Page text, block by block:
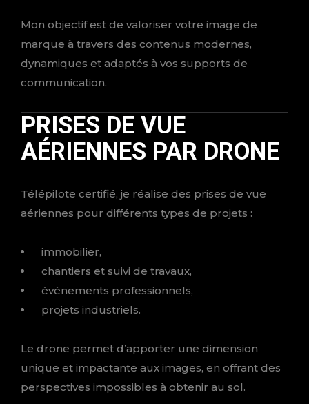
Mon objectif est de valoriser votre image de
marque à travers des contenus modernes,
dynamiques et adaptés à vos supports de
communication.
PRISES DE VUE
AÉRIENNES PAR DRONE
Télépilote certifié, je réalise des prises de vue
aériennes pour différents types de projets :
immobilier,
chantiers et suivi de travaux,
événements professionnels,
projets industriels.
Le drone permet d’apporter une dimension
unique et impactante aux images, en offrant des
perspectives impossibles à obtenir au sol.